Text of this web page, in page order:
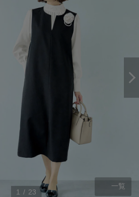
1 / 23
一覧